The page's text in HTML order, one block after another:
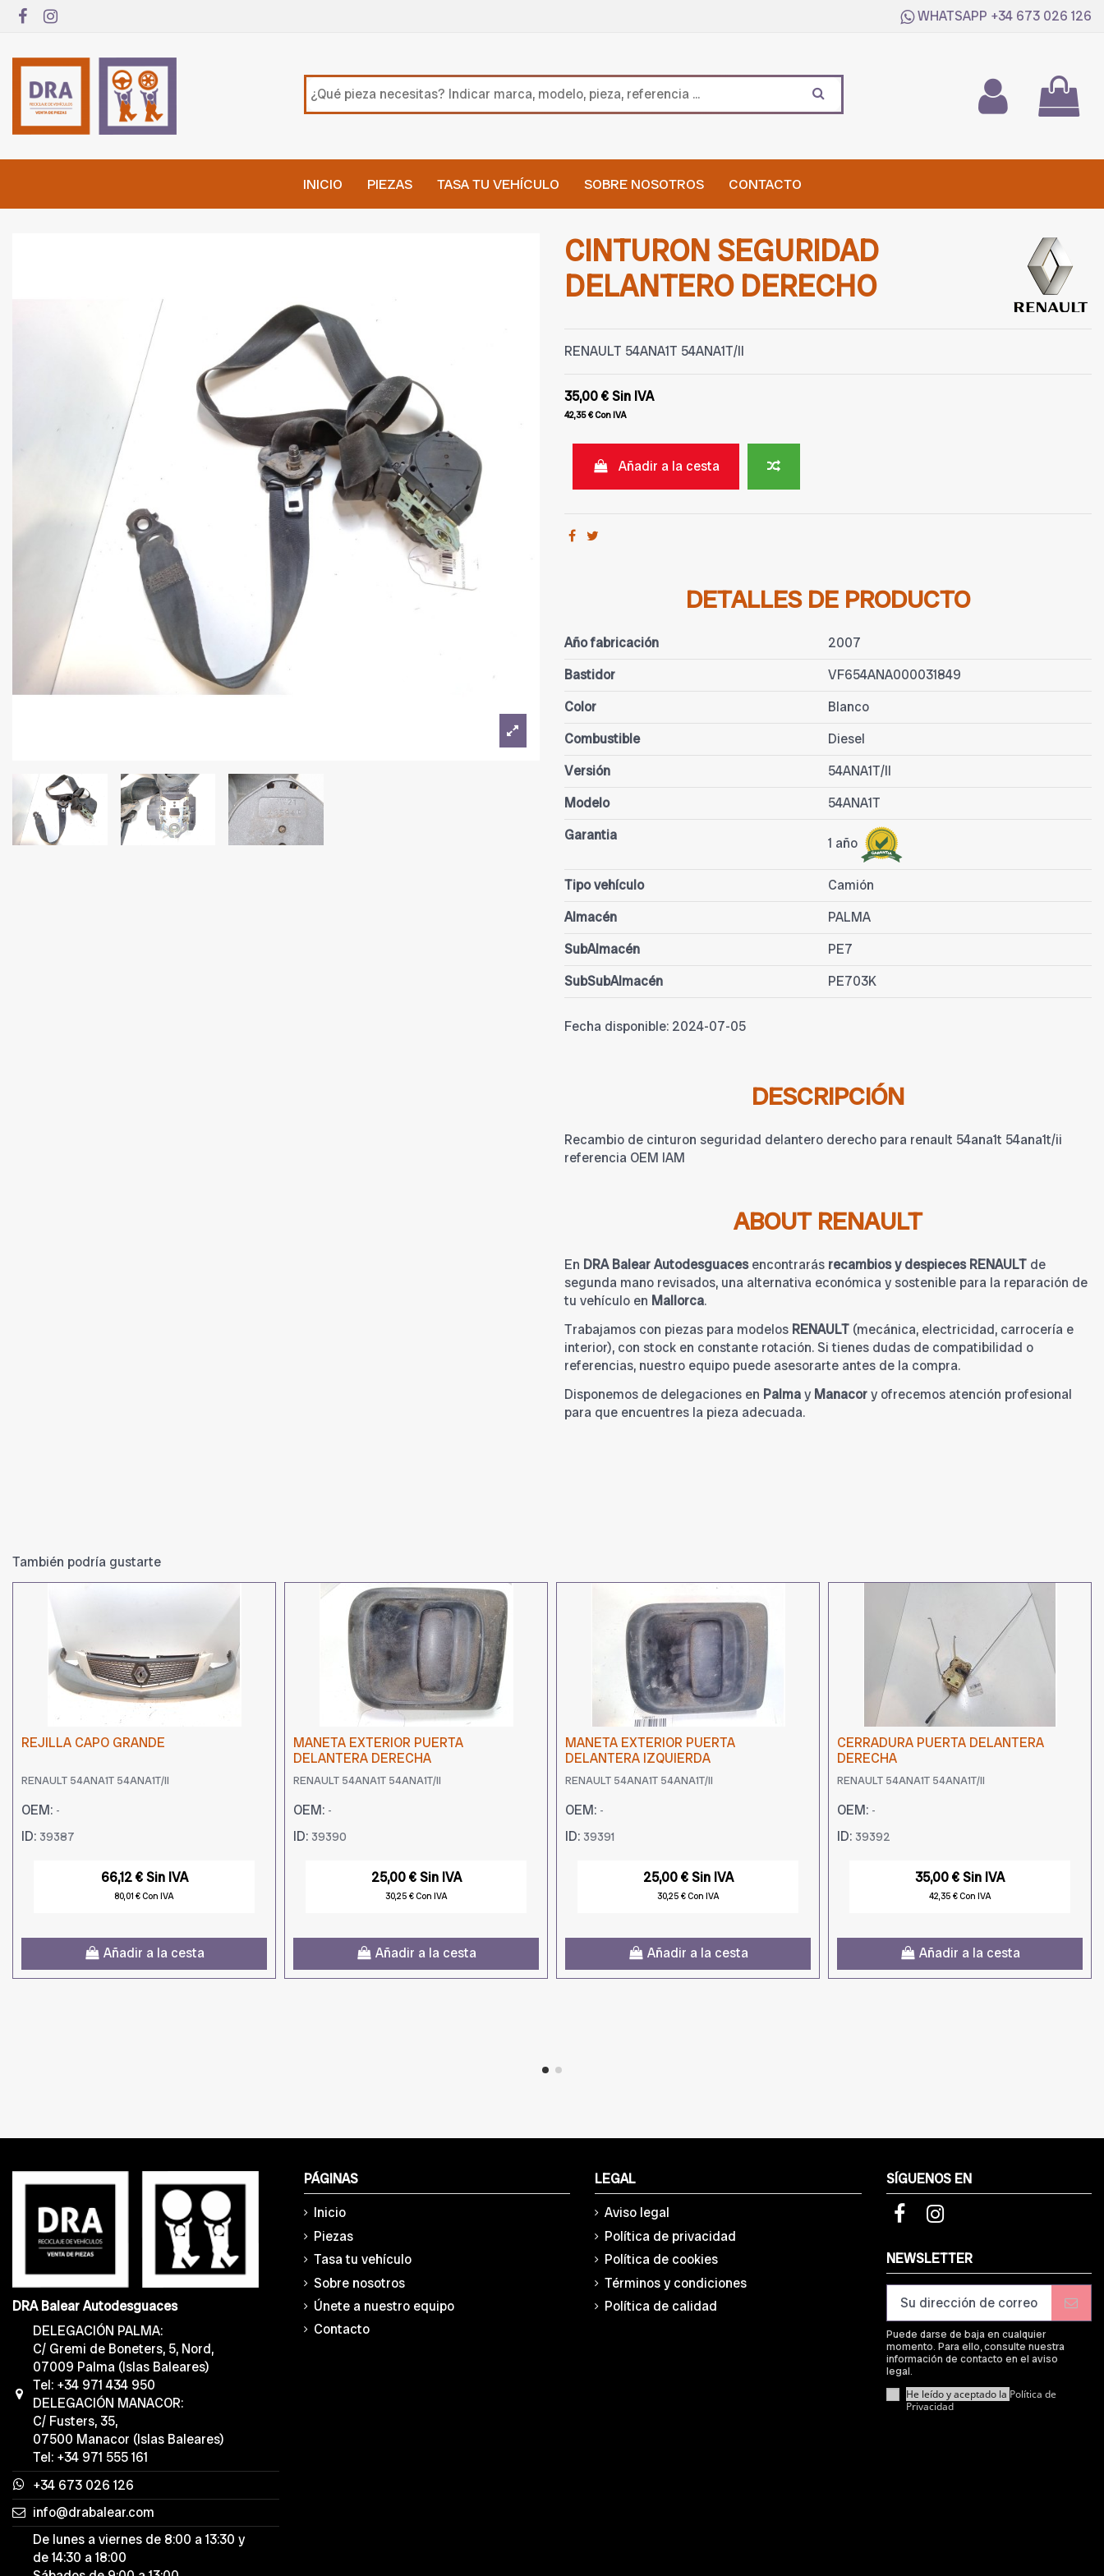
WHATSAPP +34 673 026 126
INICIO PIEZAS TASA TU VEHÍCULO SOBRE NOSOTROS CONTACTO
CINTURON SEGURIDAD
DELANTERO DERECHO
RENAULT 54ANA1T 54ANA1T/II
35,00 €Sin IVA
42,35 €Con IVA
Añadir a la cesta
DETALLES DE PRODUCTO
Año fabricación
2007
Bastidor
VF654ANA000031849
Color
Blanco
Combustible
Diesel
Versión
54ANA1T/II
Modelo
54ANA1T
Garantia
1 año
Tipo vehículo
Camión
Almacén
PALMA
SubAlmacén
PE7
SubSubAlmacén
PE703K
Fecha disponible: 2024-07-05
DESCRIPCIÓN
Recambio de cinturon seguridad delantero derecho para renault 54ana1t 54ana1t/ii
referencia OEM IAM
ABOUT RENAULT
En DRA Balear Autodesguacesencontrarás recambios y despieces RENAULT de
segunda mano revisados, una alternativa económica y sostenible para la reparación de
tu vehículo en Mallorca.
Trabajamos con piezas para modelos RENAULT (mecánica, electricidad, carrocería e
interior), con stock en constante rotación. Si tienes dudas de compatibilidad o
referencias, nuestro equipo puede asesorarte antes de la compra.
Disponemos de delegaciones en Palmay Manacory ofrecemos atención profesional
para que encuentres la pieza adecuada.
También podría gustarte
REJILLA CAPO GRANDE
RENAULT 54ANA1T 54ANA1T/II
OEM: -
ID: 39387
66,12 € Sin IVA
80,01 € Con IVA
Añadir a la cesta
MANETA EXTERIOR PUERTA
DELANTERA DERECHA
RENAULT 54ANA1T 54ANA1T/II
OEM: -
ID: 39390
25,00 € Sin IVA
30,25 € Con IVA
Añadir a la cesta
MANETA EXTERIOR PUERTA
DELANTERA IZQUIERDA
RENAULT 54ANA1T 54ANA1T/II
OEM: -
ID: 39391
25,00 € Sin IVA
30,25 € Con IVA
Añadir a la cesta
CERRADURA PUERTA DELANTERA
DERECHA
RENAULT 54ANA1T 54ANA1T/II
OEM: -
ID: 39392
35,00 € Sin IVA
42,35 € Con IVA
Añadir a la cesta
DRA Balear Autodesguaces
DELEGACIÓN PALMA:
C/ Gremi de Boneters, 5, Nord,
07009 Palma (Islas Baleares)
Tel: +34 971 434 950
DELEGACIÓN MANACOR:
C/ Fusters, 35,
07500 Manacor (Islas Baleares)
Tel: +34 971 555 161
+34 673 026 126
info@drabalear.com
De lunes a viernes de 8:00 a 13:30 y
de 14:30 a 18:00
PÁGINAS
Inicio
Piezas
Tasa tu vehículo
Sobre nosotros
Únete a nuestro equipo
Contacto
LEGAL
Aviso legal
Política de privacidad
Política de cookies
Términos y condiciones
Política de calidad
SÍGUENOS EN
NEWSLETTER
Puede darse de baja en cualquier
momento. Para ello, consulte nuestra
información de contacto en el aviso
legal.
He leído y aceptado la Política de
Privacidad